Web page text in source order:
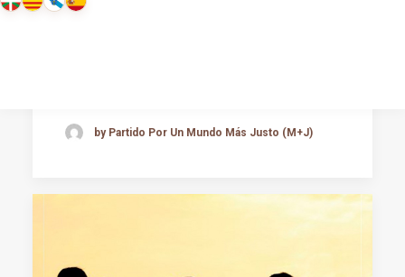
by Partido Por Un Mundo Más Justo (M+J)